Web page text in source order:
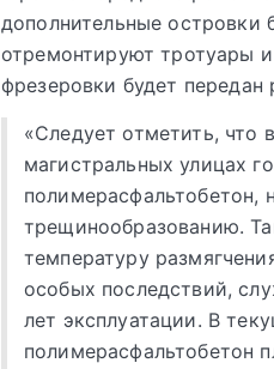
дополнительные островки
отремонтируют тротуары
фрезеровки будет
«Следует отметить,
магистральных улицах
полимерасфальтобетон,
трещинообразованию.
температуру
особых последствий,
лет эксплуатации. В
полимерасфальтобетон